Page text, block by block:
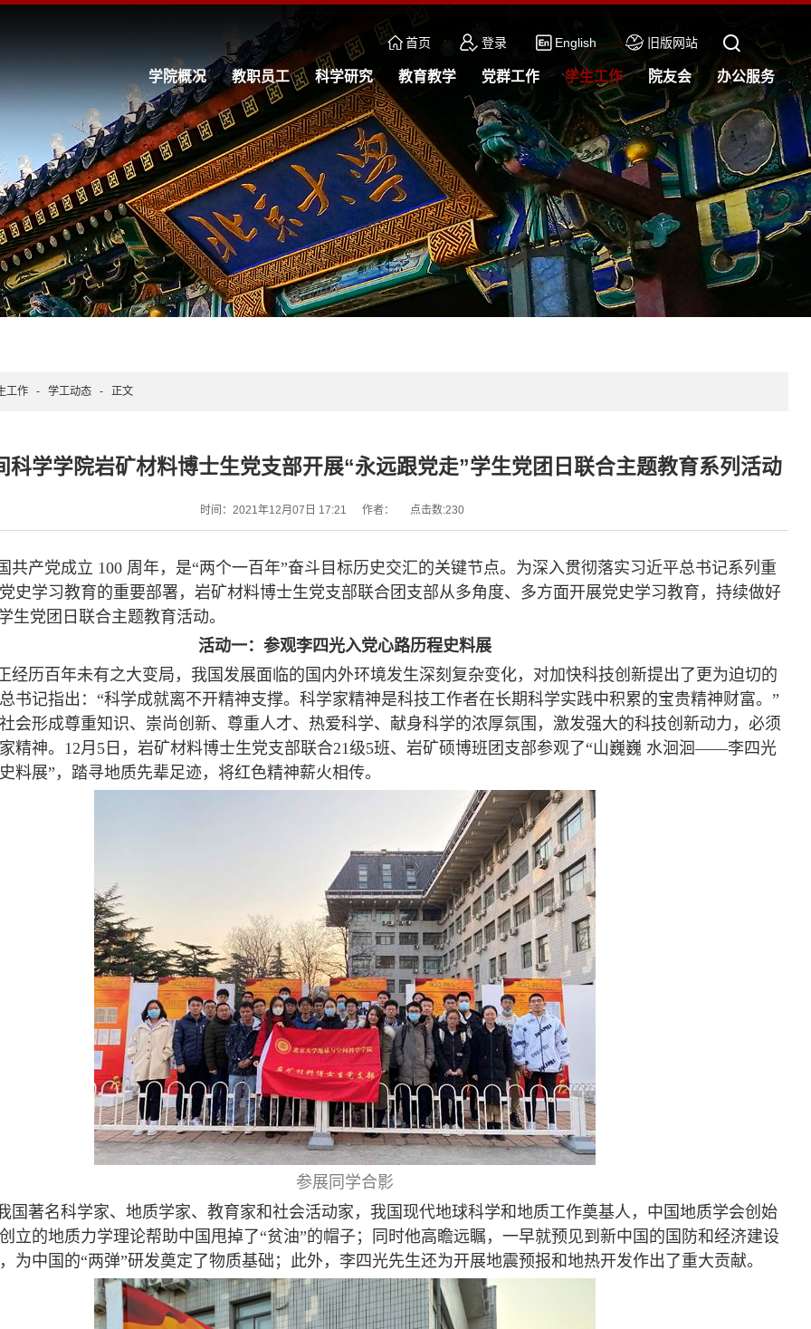
首页 登录 English 旧版网站
学院概况 教职员工 科学研究 教育教学 党群工作 学生工作 院友会 办公服务
工作 - 学工动态 - 正文
科学学院岩矿材料博士生党支部开展“永远跟党走”学生党团日联合主题教育系列活动
时间：2021年12月07日 17:21 作者： 点击数:230
共产党成立 100 周年，是“两个一百年”奋斗目标历史交汇的关键节点。为深入贯彻落实习近平总书记系列重
史学习教育的重要部署，岩矿材料博士生党支部联合团支部从多角度、多方面开展党史学习教育，持续做好
生党团日联合主题教育活动。
活动一：参观李四光入党心路历程史料展
经历百年未有之大变局，我国发展面临的国内外环境发生深刻复杂变化，对加快科技创新提出了更为迫切的
书记指出：“科学成就离不开精神支撑。科学家精神是科技工作者在长期科学实践中积累的宝贵精神财富。”
会形成尊重知识、崇尚创新、尊重人才、热爱科学、献身科学的浓厚氛围，激发强大的科技创新动力，必须
精神。 12月 5日，岩矿材料博士生党支部联合21级5班、岩矿硕博班团支部参观了“山巍巍 水洄洄——李四光
料展”，踏寻地质先辈足迹，将红色精神薪火相传。
参展同学合影
国著名科学家、地质学家、教育家和社会活动家，我国现代地球科学和地质工作奠基人，中国地质学会创始
立的地质力学理论帮助中国甩掉了“贫油”的帽子；同时他高瞻远瞩，一早就预见到新中国的国防和经济建设
为中国的“两弹”研发奠定了物质基础；此外，李四光先生还为开展地震预报和地热开发作出了重大贡献。